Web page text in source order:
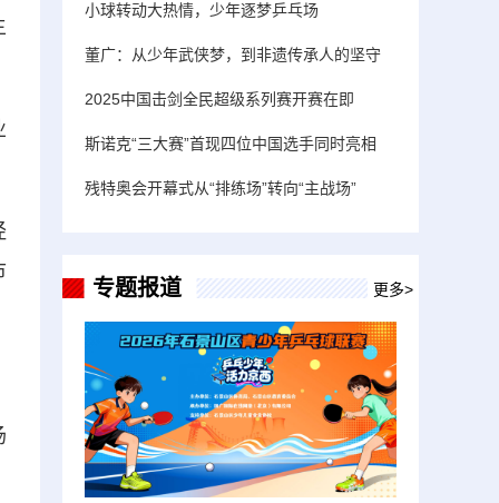
小球转动大热情，少年逐梦乒乓场
董广：从少年武侠梦，到非遗传承人的坚守
2025中国击剑全民超级系列赛开赛在即
斯诺克“三大赛”首现四位中国选手同时亮相
残特奥会开幕式从“排练场”转向“主战场”
专题报道 更多>